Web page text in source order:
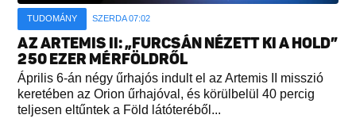
TUDOMÁNY SZERDA 07:02
AZ ARTEMIS II: „FURCSÁN NÉZETT KI A HOLD”
250 EZER MÉRFÖLDRŐL
Április 6-án négy űrhajós indult el az Artemis II misszió
keretében az Orion űrhajóval, és körülbelül 40 percig
teljesen eltűntek a Föld látóteréből...